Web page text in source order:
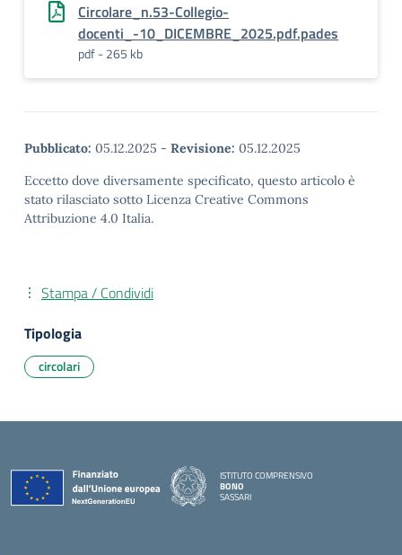
Circolare_n.53-Collegio-
docenti_-10_DICEMBRE_2025.pdf.pades
pdf - 265 kb
Pubblicato: 05.12.2025 - Revisione: 05.12.2025
Eccetto dove diversamente specificato, questo articolo è
stato rilasciato sotto Licenza Creative Commons
Attribuzione 4.0 Italia.
Stampa / Condividi
Tipologia
circolari
ISTITUTO COMPRENSIVO
BONO
SASSARI